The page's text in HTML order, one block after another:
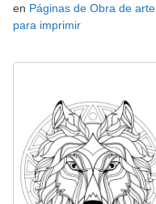
en Páginas de Obra de arte
para imprimir